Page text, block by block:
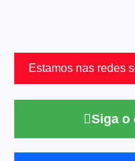
Estamos nas redes
Siga o